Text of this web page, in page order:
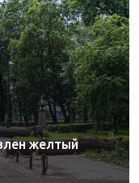
желтый